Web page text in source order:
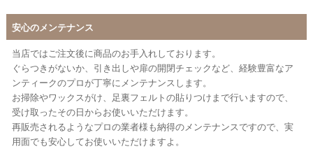
安心のメンテナンス
当店ではご注文後に商品のお手入れしております。
ぐらつきがないか、引き出しや扉の開閉チェックなど、経験豊富なア
ンティークのプロが丁寧にメンテナンスします。
お掃除やワックスがけ、足裏フェルトの貼りつけまで行いますので、
受け取ったその日からお使いいただけます。
再販売されるようなプロの業者様も納得のメンテナンスですので、実
用面でも安心してお使いいただけますよ。